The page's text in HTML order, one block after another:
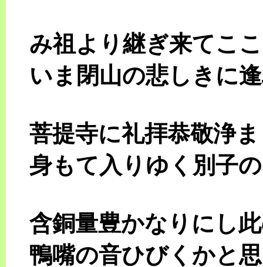
み祖より継ぎ来てこ
いま閉山の悲しきに
菩提寺に礼拝恭敬浄
身もて入りゆく別子
含銅量豊かなりにし
鴨嘴の音ひびくかと